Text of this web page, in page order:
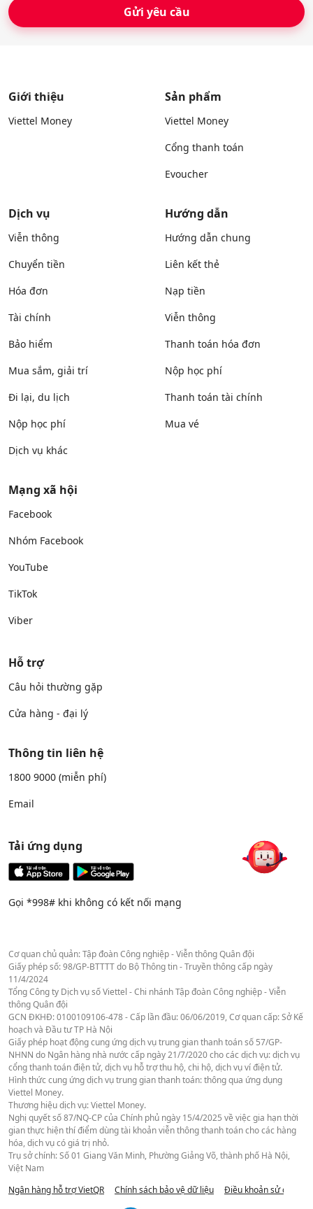
Giới thiệu
Viettel Money
Sản phẩm
Viettel Money
Cổng thanh toán
Evoucher
Dịch vụ
Viễn thông
Chuyển tiền
Hóa đơn
Tài chính
Bảo hiểm
Mua sắm, giải trí
Đi lại, du lịch
Nộp học phí
Dịch vụ khác
Hướng dẫn
Hướng dẫn chung
Liên kết thẻ
Nạp tiền
Viễn thông
Thanh toán hóa đơn
Nộp học phí
Thanh toán tài chính
Mua vé
Mạng xã hội
Facebook
Nhóm Facebook
YouTube
TikTok
Viber
Hỗ trợ
Câu hỏi thường gặp
Cửa hàng - đại lý
Thông tin liên hệ
1800 9000 (miễn phí)
Email
Tải ứng dụng
Gọi *998# khi không có kết nối mạng
Cơ quan chủ quản: Tập đoàn Công nghiệp - Viễn thông Quân đội
Giấy phép số: 98/GP-BTTTT do Bộ Thông tin - Truyền thông cấp ngày
11/4/2024
Tổng Công ty Dịch vụ số Viettel - Chi nhánh Tập đoàn Công nghiệp - Viễn
thông Quân đội
GCN ĐKHĐ: 0100109106-478 - Cấp lần đầu: 06/06/2019, Cơ quan cấp: Sở Kế
hoạch và Đầu tư TP Hà Nội
Giấy phép hoạt động cung ứng dịch vụ trung gian thanh toán số 57/GP-
NHNN do Ngân hàng nhà nước cấp ngày 21/7/2020 cho các dịch vụ: dịch vụ
cổng thanh toán điện tử, dịch vụ hỗ trợ thu hộ, chi hộ, dịch vụ ví điện tử.
Hình thức cung ứng dịch vụ trung gian thanh toán: thông qua ứng dụng
Viettel Money.
Thương hiệu dịch vụ: Viettel Money.
Nghị quyết số 87/NQ-CP của Chính phủ ngày 15/4/2025 về việc gia hạn thời
gian thực hiện thí điểm dùng tài khoản viễn thông thanh toán cho các hàng
hóa, dịch vụ có giá trị nhỏ.
Trụ sở chính: Số 01 Giang Văn Minh, Phường Giảng Võ, thành phố Hà Nội,
Việt Nam
Ngân hàng hỗ trợ VietQR
Chính sách bảo vệ dữ liệu Điều khoản sử dụng